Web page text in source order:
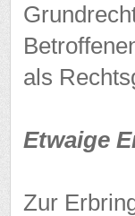
als
Etwaige
Zur